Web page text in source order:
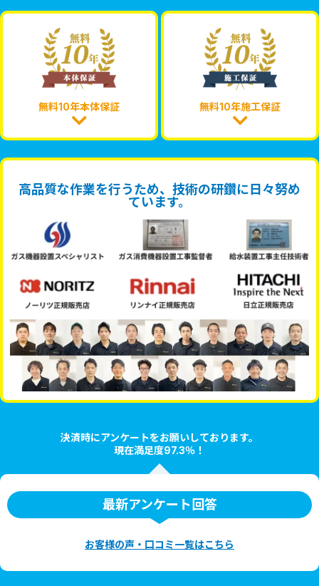
無料10年本体保証 無料10年施工保証
高品質な作業を行うため、技術の研鑽に日々努め
ています。
決済時にアンケートをお願いしております。
現在満足度97.3％！
最新アンケート回答
お客様の声・口コミ一覧はこちら